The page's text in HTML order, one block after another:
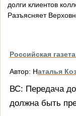
долги клиентов
Разъясняет
Российская
Автор: Наталья
ВС: Передача
должна быть